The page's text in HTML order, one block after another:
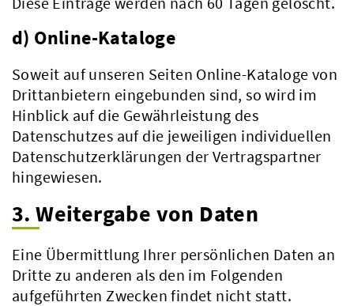
d) Online-Kataloge
Soweit auf unseren Seiten Online-Kataloge von
Drittanbietern eingebunden sind, so wird im
Hinblick auf die Gewährleistung des
Datenschutzes auf die jeweiligen individuellen
Datenschutzerklärungen der Vertragspartner
hingewiesen.
3. Weitergabe von Daten
Eine Übermittlung Ihrer persönlichen Daten an
Dritte zu anderen als den im Folgenden
aufgeführten Zwecken findet nicht statt.